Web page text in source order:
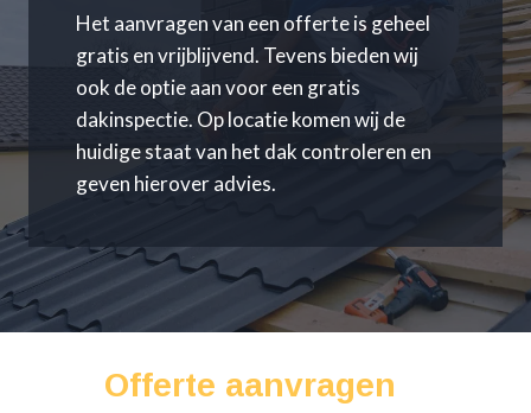
Het aanvragen van een offerte is geheel
gratis en vrijblijvend. Tevens bieden wij
ook de optie aan voor een gratis
dakinspectie. Op locatie komen wij de
huidige staat van het dak controleren en
geven hierover advies.
Offerte aanvragen